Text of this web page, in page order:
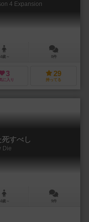
4 Expansion
歳～ 0件
3
に入り
29
持ってる
すべし
Die
歳～ 9件